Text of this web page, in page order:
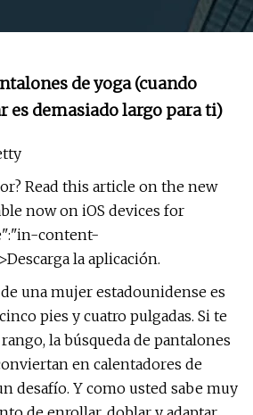
de yoga (cuando
es demasiado largo para ti)
Read this article on the new
now on iOS devices for
content-
la aplicación.
una mujer estadounidense es
pies y cuatro pulgadas. Si te
la búsqueda de pantalones
en calentadores de
desafío. Y como usted sabe muy